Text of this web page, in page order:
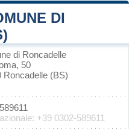
DI
di Roncadelle
50
Roncadelle (BS)
+39 0302-589611